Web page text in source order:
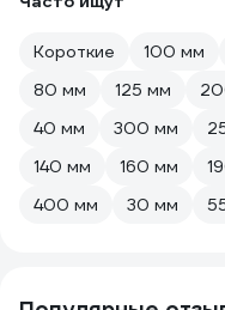
Короткие 100 мм
80 мм
125 мм
40 мм
300 мм
140 мм
160 мм
400 мм
30 мм